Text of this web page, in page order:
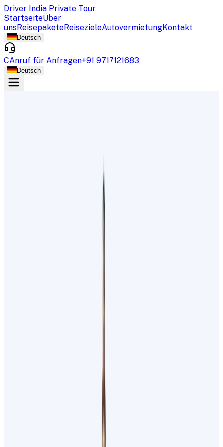
Driver India Private Tour
StartseiteÜber
unsReisepaketeReisezieleAutovermietungKontakt
Deutsch
CAnruf für Anfragen+91 9717121683
Deutsch